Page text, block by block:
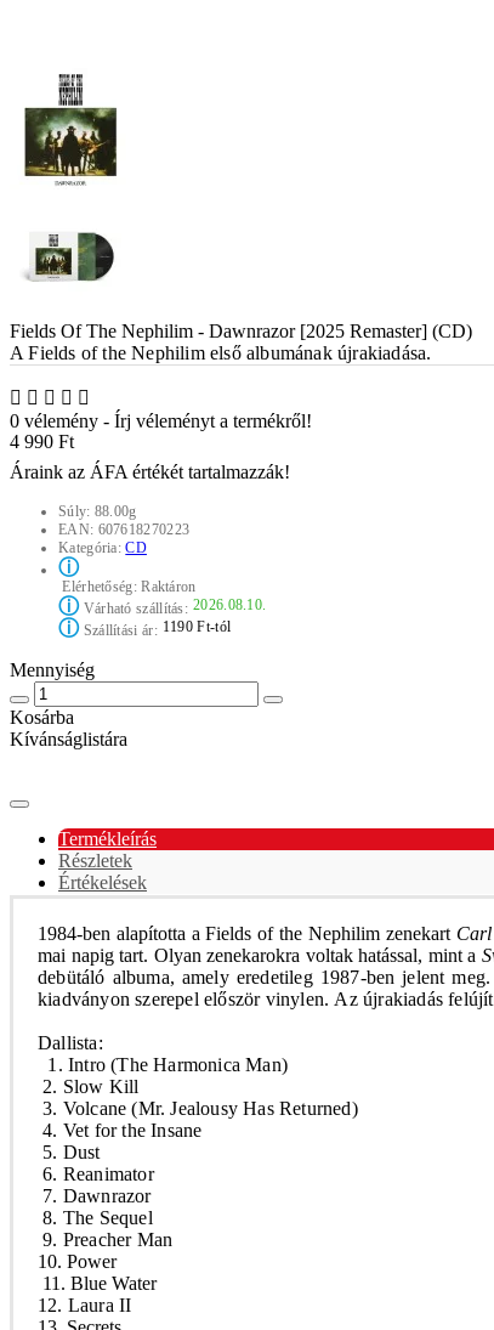
Fields Of The Nephilim - Dawnrazor [2025 Remaster] (CD)
A Fields of the Nephilimelső albumának újrakiadása.
0 vélemény - Írj véleményt a termékről!
4 990 Ft
Áraink az ÁFA értékét tartalmazzák!
Súly: 88.00g
EAN: 607618270223
Kategória:CD
ⓘ
Elérhetőség:Raktáron
ⓘVárható szállítás: 2026.08.10.
ⓘSzállítási ár: 1190 Ft-tól
Mennyiség
Kosárba
Kívánságlistára
Termékleírás
Részletek
Értékelések
1984-ben alapította aFields of the NephilimzenekartCarl
mai napig tart. Olyan zenekarokra voltak hatással, mint a
debütáló albuma, amely eredetileg 1987-ben jelent
kiadványon szerepel először vinylen. Az újrakiadás
Dallista:
1. Intro (The Harmonica Man)
2. Slow Kill
3. Volcane (Mr. Jealousy Has Returned)
4. Vet for the Insane
5. Dust
6. Reanimator
7. Dawnrazor
8. The Sequel
9. Preacher Man
10. Power
11. Blue Water
12. Laura II